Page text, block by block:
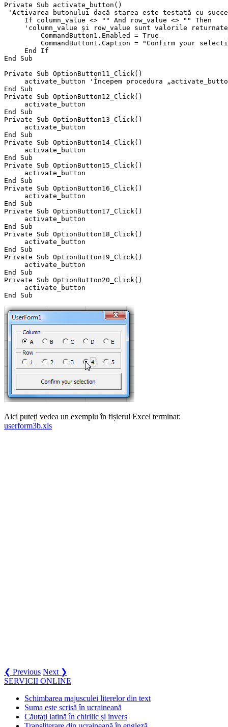
Private Sub activate_button()
'Activarea butonului dacă starea este testată cu
     If column_value <> "" And row_value <> "" Then
'column_value și row_value sunt valorile
         CommandButton1.Enabled = True
CommandButton1.Caption = "Confirm your
     End If
End Sub
Private Sub OptionButton11_Click()
activate_button 'Începem procedura
End Sub
Private Sub OptionButton12_Click()
     activate_button
End Sub
Private Sub OptionButton13_Click()
     activate_button
End Sub
Private Sub OptionButton14_Click()
     activate_button
End Sub
Private Sub OptionButton15_Click()
     activate_button
End Sub
Private Sub OptionButton16_Click()
     activate_button
End Sub
Private Sub OptionButton17_Click()
     activate_button
End Sub
Private Sub OptionButton18_Click()
     activate_button
End Sub
Private Sub OptionButton19_Click()
     activate_button
End Sub
Private Sub OptionButton20_Click()
     activate_button
Aici puteți vedea un exemplu în fișierul Excel terminat:
userform3b.xls
❮ Previous Next ❯
SERVICII ONLINE
Schimbarea majusculei literelor din text
Suma este scrisă în ucraineană
Căutați latină în chirilic și invers